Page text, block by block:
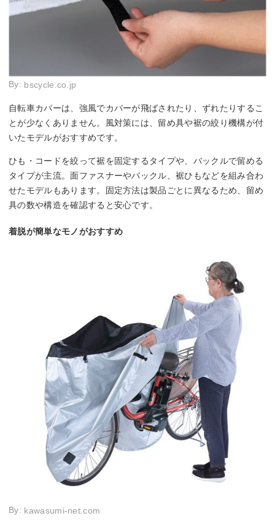
By: bscycle.co.jp
自転車カバーは、強風でカバーが飛ばされたり、ずれたりするこ
とが少なくありません。風対策には、留め具や裾の絞り機構が付
いたモデルがおすすめです。
ひも・コードを絞って裾を固定するタイプや、バックルで留める
タイプが主流。面ファスナーやバックル、裾ひもなどを組み合わ
せたモデルもあります。固定方法は製品ごとに異なるため、留め
具の数や構造を確認すると安心です。
着脱が簡単なモノがおすすめ
By: kawasumi-net.com